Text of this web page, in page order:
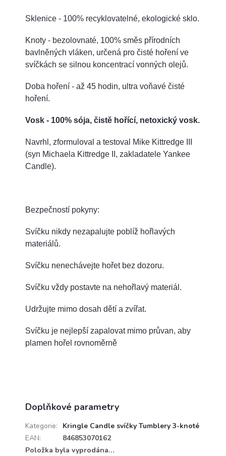
Sklenice - 100% recyklovatelné, ekologické sklo.
Knoty - bezolovnaté, 100% směs přírodních
bavlněných vláken, určená pro čisté hoření ve
svíčkách se silnou koncentrací vonných olejů.
Doba hoření - až 45 hodin, ultra voňavé čisté
hoření.
Vosk - 100% sója, čistě hořící, netoxický vosk.
Navrhl, zformuloval a testoval Mike Kittredge III
(syn Michaela Kittredge II, zakladatele Yankee
Candle).
Bezpečností pokyny:
Svíčku nikdy nezapalujte poblíž hořlavých
materiálů.
Svíčku nenechávejte hořet bez dozoru.
Svíčku vždy postavte na nehořlavý materiál.
Udržujte mimo dosah dětí a zvířat.
Svíčku je nejlepší zapalovat mimo průvan, aby
plamen hořel rovnoměrně
Doplňkové parametry
Kategorie:
Kringle Candle svíčky Tumblery 3-knoté
EAN:
846853070162
Položka byla vyprodána…